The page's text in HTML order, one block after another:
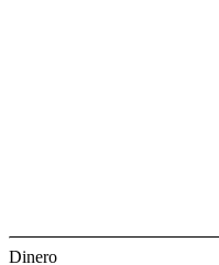
Dinero